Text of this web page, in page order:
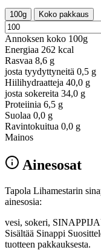
100g Koko pakkaus
Annoksen koko 100g
Energiaa 262 kcal
Rasvaa 8,6 g
josta tyydyttyneitä 0,5 g
Hiilihydraatteja 40,0 g
josta sokereita 34,0 g
Proteiinia 6,5 g
Suolaa 0,0 g
Ravintokuitua 0,0 g
Mainos
Ainesosat
Tapola Lihamestarin
ainesosia:
vesi, sokeri,
Sisältää Sinappi
tuotteen pakkauksesta.